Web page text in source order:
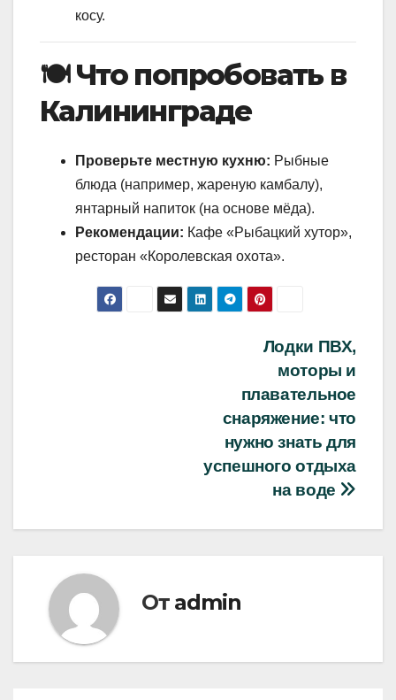
косу.
🍽️ Что попробовать в
Калининграде
Проверьте местную кухню: Рыбные
блюда (например, жареную камбалу),
янтарный напиток (на основе мёда).
Рекомендации: Кафе «Рыбацкий хутор»,
ресторан «Королевская охота».
Лодки ПВХ,
моторы и
плавательное
снаряжение: что
нужно знать для
успешного отдыха
на воде
От admin